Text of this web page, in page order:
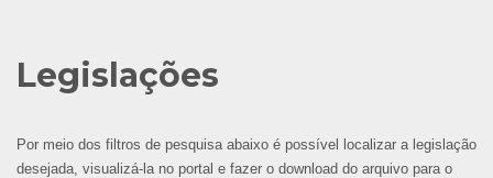
Legislações
Por meio dos filtros de pesquisa abaixo é possível localizar a legislação
desejada, visualizá-la no portal e fazer o download do arquivo para o